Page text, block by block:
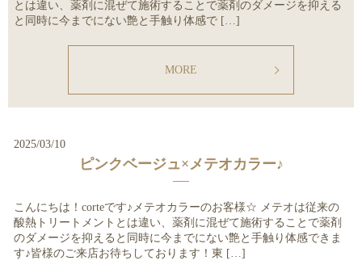
とは違い、薬剤に混ぜて施術することで薬剤のダメージを抑える
と同時に今までにない艶と手触り体感で […]
MORE
2025/03/10
ピンクベージュ×メテオカラー♪
こんにちは！corteです♪メテオカラーのお客様☆ メテオは従来の
酸熱トリートメントとは違い、薬剤に混ぜて施術することで薬剤
のダメージを抑えると同時に今までにない艶と手触り体感できま
す♪皆様のご来店お待ちしております！東 […]